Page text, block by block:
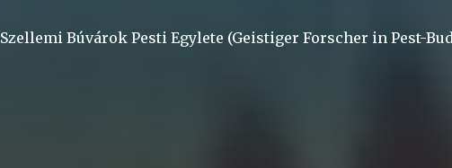
Szellemi Búvárok Pesti Egylete (Geistiger Forscher in Pest-